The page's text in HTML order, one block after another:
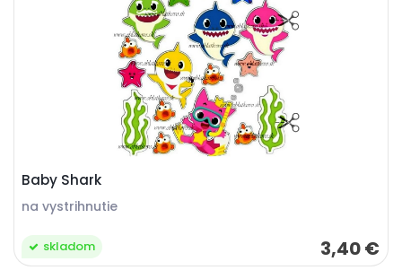
Baby Shark
na vystrihnutie
3,40 €
skladom